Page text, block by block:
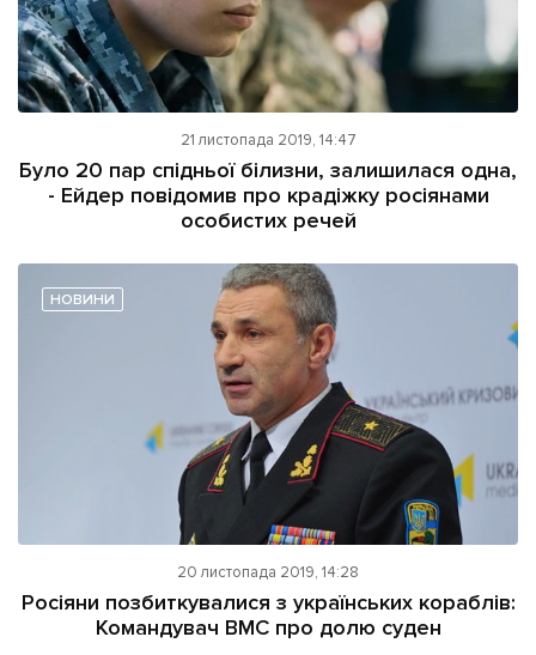
21 листопада 2019, 14:47
Було 20 пар спідньої білизни, залишилася одна,
- Ейдер повідомив про крадіжку росіянами
особистих речей
НОВИНИ
20 листопада 2019, 14:28
Росіяни позбиткувалися з українських кораблів:
Командувач ВМС про долю суден